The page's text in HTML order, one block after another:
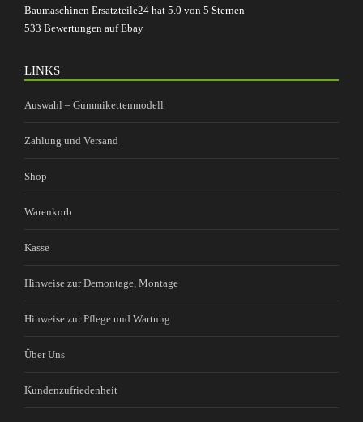
Baumaschinen Ersatzteile24 hat 5.0 von 5 Sternen
533 Bewertungen auf Ebay
LINKS
Auswahl – Gummikettenmodell
Zahlung und Versand
Shop
Warenkorb
Kasse
Hinweise zur Demontage, Montage
Hinweise zur Pflege und Wartung
Über Uns
Kundenzufriedenheit